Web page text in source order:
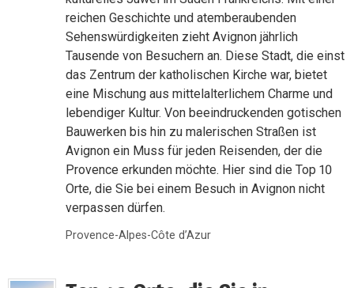
reichen Geschichte und atemberaubenden
Sehenswürdigkeiten zieht Avignon jährlich
Tausende von Besuchern an. Diese Stadt, die einst
das Zentrum der katholischen Kirche war, bietet
eine Mischung aus mittelalterlichem Charme und
lebendiger Kultur. Von beeindruckenden gotischen
Bauwerken bis hin zu malerischen Straßen ist
Avignon ein Muss für jeden Reisenden, der die
Provence erkunden möchte. Hier sind die Top 10
Orte, die Sie bei einem Besuch in Avignon nicht
verpassen dürfen.
Provence-Alpes-Côte d’Azur